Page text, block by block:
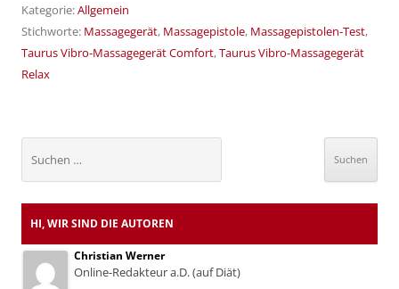
Kategorie:Allgemein
Stichworte: Massagegerät, Massagepistole, Massagepistolen-Test,
Taurus Vibro-Massagegerät Comfort,Taurus Vibro-Massagegerät
Relax
nach:
HI, WIR SIND DIE AUTOREN
Christian Werner
Online-Redakteur a.D. (auf Diät)